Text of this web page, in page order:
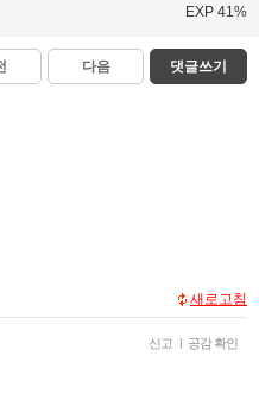
EXP 41%
다음 댓글쓰기
새로고침
신고 | 공감 확인